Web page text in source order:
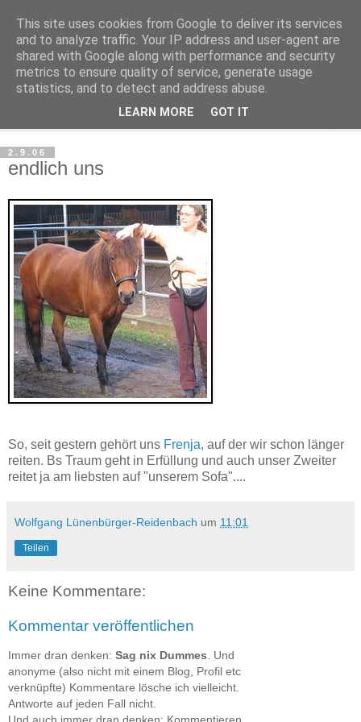
Haltungsturnen
Niveau sieht nur von unten aus wie Arroganz.
2.9.06
endlich uns
So, seit gestern gehört uns Frenja, auf der wir schon länger
reiten. Bs Traum geht in Erfüllung und auch unser Zweiter
reitet ja am liebsten auf "unserem Sofa"....
Wolfgang Lünenbürger-Reidenbach um 11:01
Teilen
Keine Kommentare:
Kommentar veröffentlichen
Immer dran denken: Sag nix Dummes . Und
anonyme (also nicht mit einem Blog, Profil etc
verknüpfte) Kommentare lösche ich vielleicht.
Antworte auf jeden Fall nicht.
Und auch immer dran denken: Kommentieren
This site uses cookies from Google to deliver its services
and to analyze traffic. Your IP address and user-agent are
shared with Google along with performance and security
metrics to ensure quality of service, generate usage
statistics, and to detect and address abuse.
LEARN MORE GOT IT